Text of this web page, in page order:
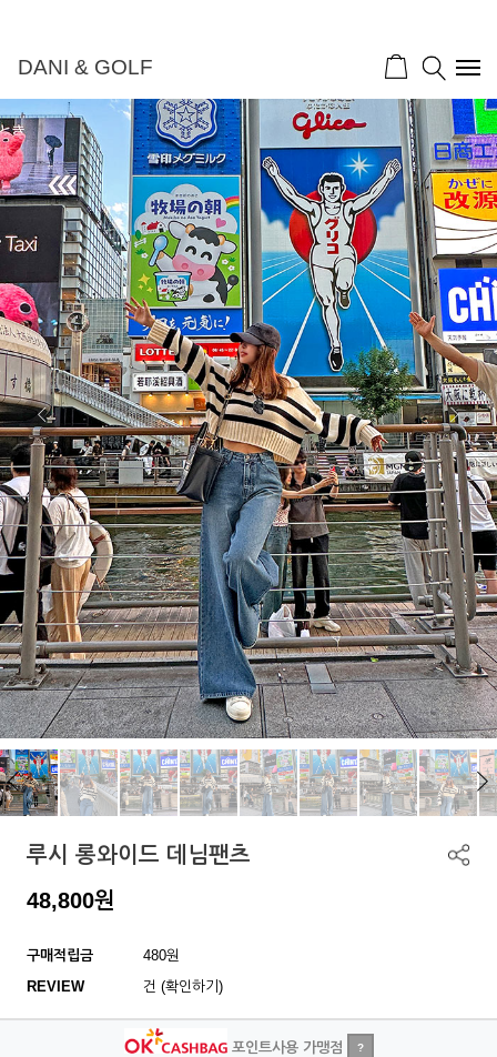
DANI & GOLF
루시 롱와이드 데님팬츠
48,800원
구매적립금
480원
REVIEW
건 (확인하기)
포인트사용 가맹점 ?